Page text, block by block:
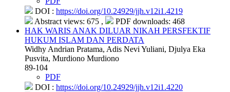
DOI : https://doi.org/10.24929/jjh.v12i1.4219
Abstract views: 675 ,
PDF downloads: 468
HAK WARIS ANAK DILUAR NIKAH PERSFEKTIF
HUKUM ISLAM DAN PERDATA
Widhy Andrian Pratama, Adis Nevi Yuliani, Djulya Eka
Pusvita, Murdiono Murdiono
89-104
PDF
DOI : https://doi.org/10.24929/jjh.v12i1.4220